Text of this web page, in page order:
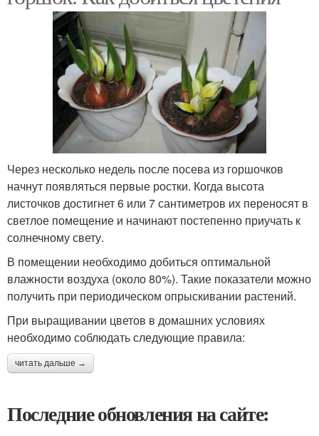
Через несколько недель после посева из горшочков
начнут появляться первые ростки. Когда высота
листочков достигнет 6 или 7 сантиметров их переносят в
светлое помещение и начинают постепенно приучать к
солнечному свету.
В помещении необходимо добиться оптимальной
влажности воздуха (около 80%). Такие показатели можно
получить при периодическом опрыскивании растений.
При выращивании цветов в домашних условиях
необходимо соблюдать следующие правила:
читать дальше →
Последние обновления на сайте: